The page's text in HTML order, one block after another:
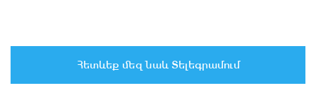
Հետևեք մեզ նաև Տելեգրամում